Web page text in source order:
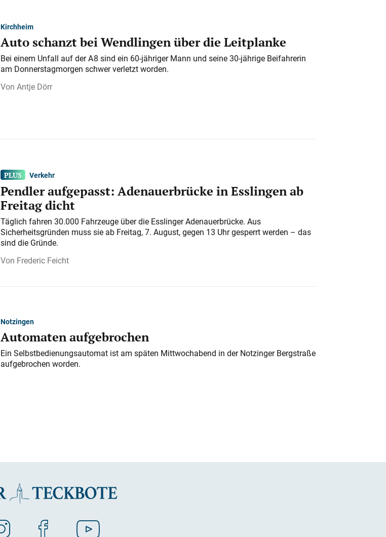
Kirchheim
Auto schanzt bei Wendlingen über die Leitplanke
Bei einem Unfall auf der A 8 sind ein 60-jähriger Mann und seine 30-jährige Beifahrerin
am Donnerstagmorgen schwer verletzt worden.
Antje Dörr
Verkehr
Pendler aufgepasst: Adenauerbrücke in Esslingen ab
Freitag dicht
Täglich fahren 30.000 Fahrzeuge über die Esslinger Adenauerbrücke. Aus
Sicherheitsgründen muss sie ab Freitag, 7. August, gegen 13 Uhr gesperrt werden – das
sind die Gründe.
Frederic Feicht
Notzingen
Automaten aufgebrochen
Ein Selbstbedienungsautomat ist am späten Mittwochabend in der Notzinger Bergstraße
aufgebrochen worden.